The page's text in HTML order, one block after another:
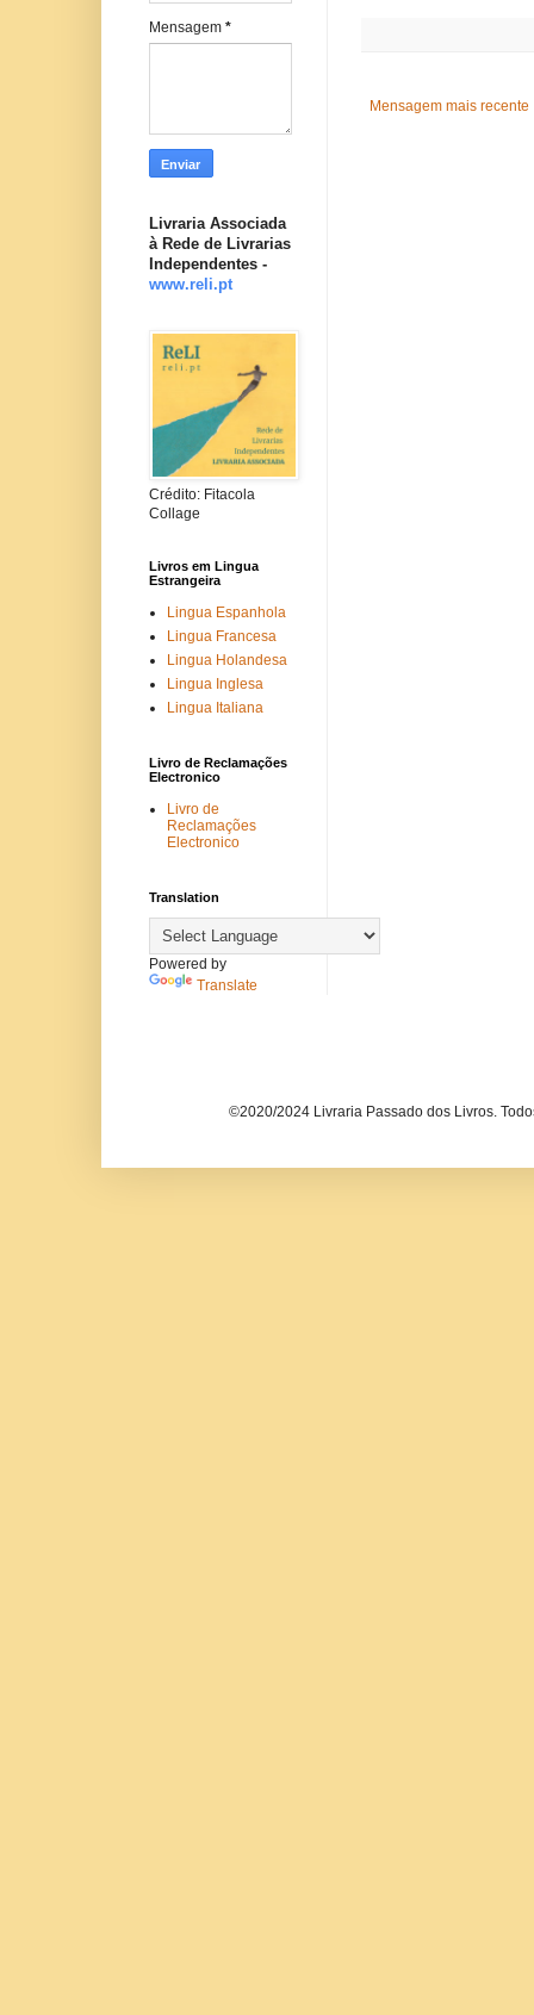
Mensagem mais recente
Mensagem *
Livraria Associada
à Rede de Livrarias
Independentes -
www.reli.pt
Crédito: Fitacola
Collage
Livros em Lingua
Estrangeira
Lingua Espanhola
Lingua Francesa
Lingua Holandesa
Lingua Inglesa
Lingua Italiana
Livro de Reclamações
Electronico
Livro de
Reclamações
Electronico
Translation
Powered by
Translate
©2020/2024 Livraria Passado dos Livros.